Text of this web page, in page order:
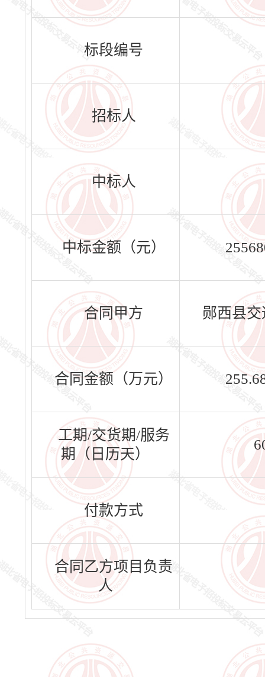
标段编号
招标人
中标人
中标金额（元）
合同甲方 郧西县
合同金额（万元）
工期/交货期/服务
期（日历天）
付款方式
合同乙方项目负责
人